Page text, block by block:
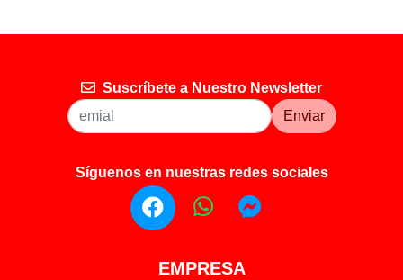
Suscríbete a Nuestro Newsletter
Enviar
Síguenos en nuestras redes sociales
EMPRESA